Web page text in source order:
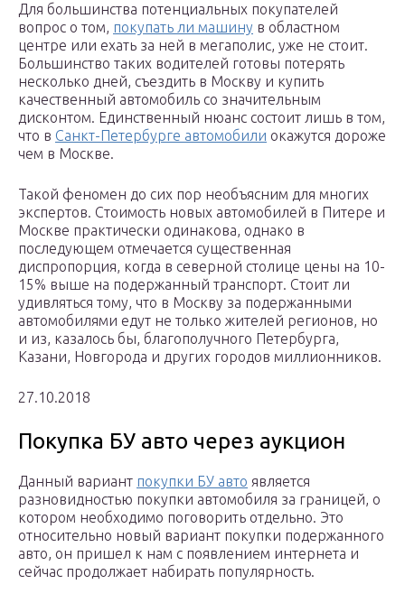
Для большинства потенциальных покупателей
вопрос о том, покупать ли машину в областном
центре или ехать за ней в мегаполис, уже не стоит.
Большинство таких водителей готовы потерять
несколько дней, съездить в Москву и купить
качественный автомобиль со значительным
дисконтом. Единственный нюанс состоит лишь в том,
что в Санкт-Петербурге автомобили окажутся дороже
чем в Москве.
Такой феномен до сих пор необъясним для многих
экспертов. Стоимость новых автомобилей в Питере и
Москве практически одинакова, однако в
последующем отмечается существенная
диспропорция, когда в северной столице цены на 10-
15% выше на подержанный транспорт. Стоит ли
удивляться тому, что в Москву за подержанными
автомобилями едут не только жителей регионов, но
и из, казалось бы, благополучного Петербурга,
Казани, Новгорода и других городов миллионников.
27.10.2018
Покупка БУ авто через аукцион
Данный вариант покупки БУ авто является
разновидностью покупки автомобиля за границей, о
котором необходимо поговорить отдельно. Это
относительно новый вариант покупки подержанного
авто, он пришел к нам с появлением интернета и
сейчас продолжает набирать популярность.